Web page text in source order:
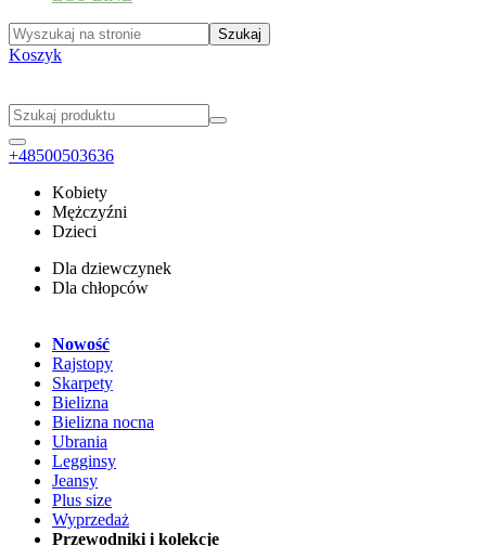
Koszyk
+48500503636
Kobiety
Mężczyźni
Dzieci
Dla dziewczynek
Dla chłopców
Nowość
Rajstopy
Skarpety
Bielizna
Bielizna nocna
Ubrania
Legginsy
Jeansy
Plus size
Wyprzedaż
Przewodniki i kolekcje